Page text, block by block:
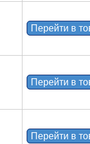
Перейти в
Перейти в
Перейти в